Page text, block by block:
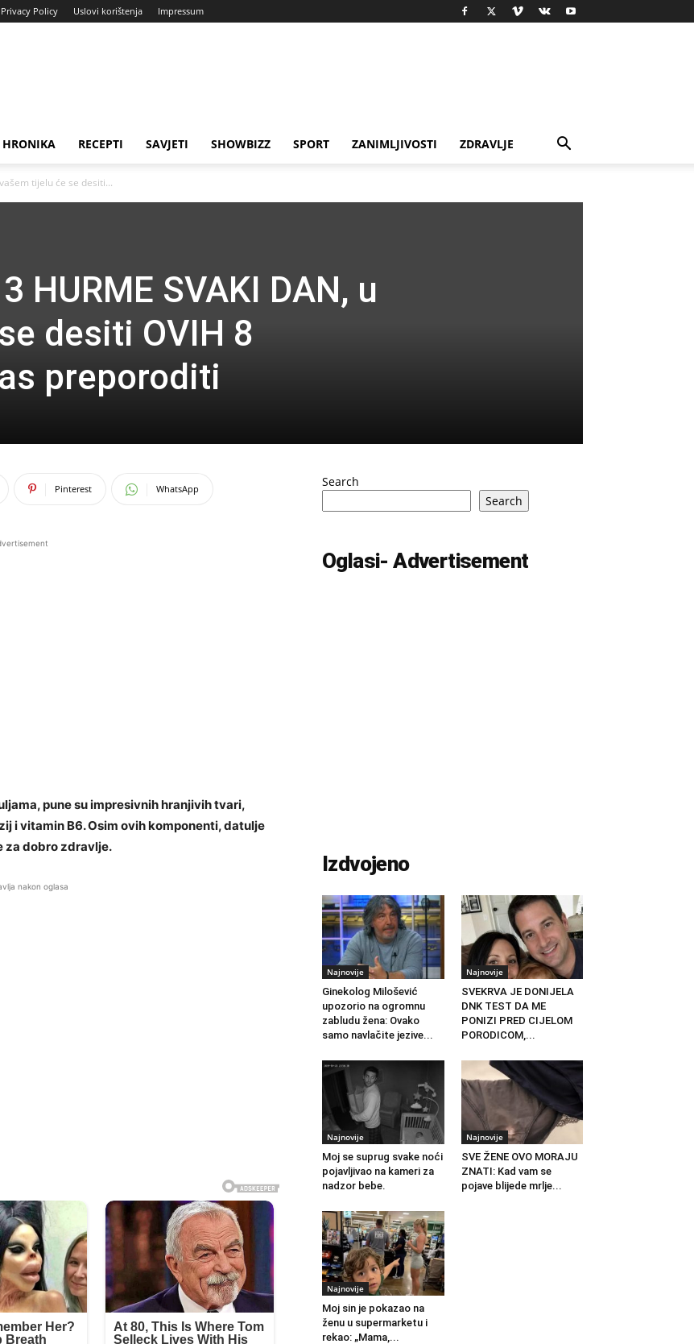
Privacy Policy Uslovi korištenja Impressum
HRONIKA RECEPTI SAVJETI SHOWBIZZ SPORT ZANIMLJIVOSTI ZDRAVLJE
vašem tijelu će se desiti...
HURME SVAKI DAN, u
desiti OVIH 8
preporoditi
Pinterest WhatsApp
pune su impresivnih hranjivih tvari,
i vitamin B6. Osim ovih komponenti, datulje
za dobro zdravlje.
nakon oglasa
Search
Search
Oglasi- Advertisement
Izdvojeno
Najnovije
Ginekolog Milošević
upozorio na ogromnu
zabludu žena: Ovako
samo navlačite jezive...
Najnovije
SVEKRVA JE DONIJELA
DNK TEST DA ME
PONIZI PRED CIJELOM
PORODICOM,...
Najnovije
Moj se suprug svake noći
pojavljivao na kameri za
nadzor bebe.
Najnovije
SVE ŽENE OVO MORAJU
ZNATI: Kad vam se
pojave blijede mrlje...
Najnovije
Moj sin je pokazao na
ženu u supermarketu i
rekao: „Mama,...